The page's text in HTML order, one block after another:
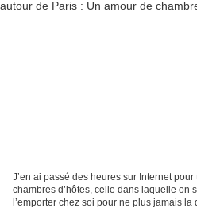
J’en ai passé des heures sur Internet
chambres d’hôtes, celle dans laquelle on
l’emporter chez soi pour ne plus jamais